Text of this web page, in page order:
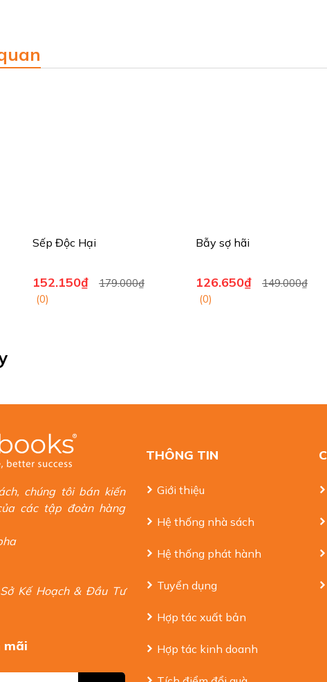
câu chuyện có thật về cuộc chiến giành quyền kiểm soát công ty
các công ty. Cuốn sách thể hiện lòng tham đáng kinh ngạc của các
Sếp Độc Hại
152.150₫
179.000₫
(0)
Bẫy sợ hãi
126.650₫
149.000₫
(0)
chúng tôi bán kiến
các tập đoàn hàng
Kế Hoạch & Đầu Tư
mãi
THÔNG TIN
Giới thiệu
Hệ thống nhà sách
Hệ thống phát hành
Tuyển dụng
Hợp tác xuất bản
Hợp tác kinh doanh